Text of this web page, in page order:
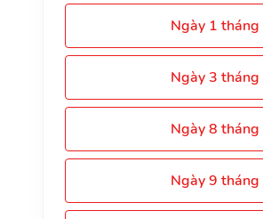
Ngày 1
Ngày 3
Ngày 8
Ngày 9